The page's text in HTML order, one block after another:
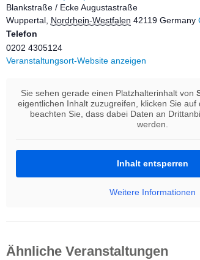
Blankstraße / Ecke Augustastraße
Wuppertal, Nordrhein-Westfalen 42119 Germany
Telefon
0202 4305124
Veranstaltungsort-Website anzeigen
Sie sehen gerade einen Platzhalterinhalt von
eigentlichen Inhalt zuzugreifen, klicken Sie auf
beachten Sie, dass dabei Daten an
werden.
Inhalt entsperren
Weitere Informationen
Ähnliche Veranstaltungen